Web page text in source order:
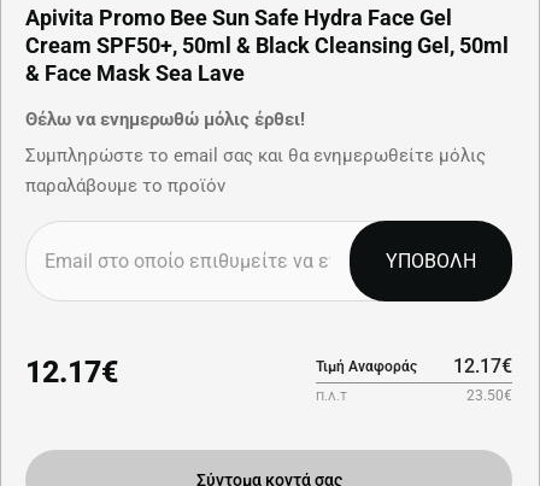
Apivita Promo Bee Sun Safe Hydra Face Gel
Cream SPF50+, 50ml & Black Cleansing Gel, 50ml
& Face Mask Sea Lave
12.17€ Τιμή Αναφοράς 12.17€
Π.Λ.Τ 23.50€
Σύντομα κοντά σας
Θέλω να ενημερωθώ μόλις έρθει!
Συμπληρώστε το email σας και θα ενημερωθείτε μόλις
παραλάβουμε το προϊόν
ΥΠΟΒΟΛΗ